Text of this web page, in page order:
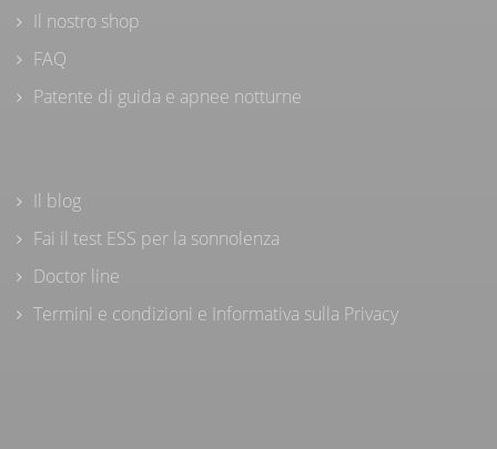
Il nostro shop
FAQ
Patente di guida e apnee notturne
Il blog
Fai il test ESS per la sonnolenza
Doctor line
Termini e condizioni e Informativa sulla Privacy